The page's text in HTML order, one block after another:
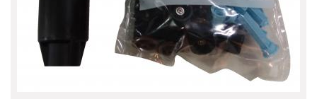
魚池過濾桶 配件
高壓造霧
景觀噴泉